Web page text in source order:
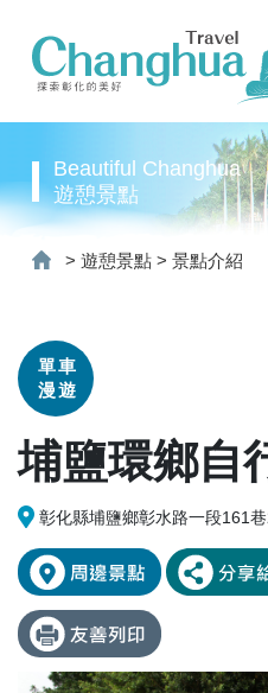
Beautiful Changhua
遊憩景點
> 遊憩景點 > 景點介紹
單車
漫遊
埔鹽環鄉自
彰化縣埔鹽鄉彰水路一段161